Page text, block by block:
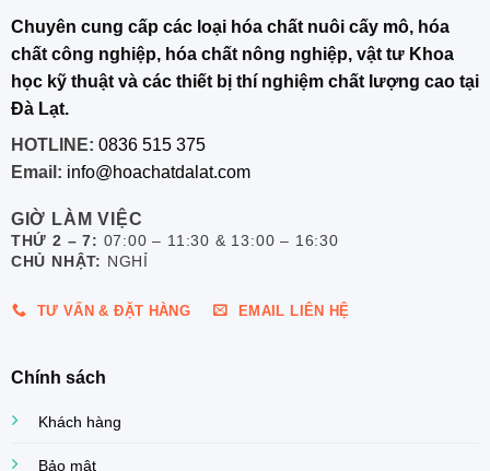
Chuyên cung cấp các loại hóa chất nuôi cấy mô, hóa
chất công nghiệp, hóa chất nông nghiệp, vật tư Khoa
học kỹ thuật và các thiết bị thí nghiệm chất lượng cao tại
Đà Lạt.
HOTLINE: 0836 515 375
Email: info@hoachatdalat.com
GIỜ LÀM VIỆC
THỨ 2 – 7: 07:00 – 11:30 & 13:00 – 16:30
CHỦ NHẬT: NGHỈ
TƯ VẤN & ĐẶT HÀNG EMAIL LIÊN HỆ
Chính sách
Khách hàng
Bảo mật